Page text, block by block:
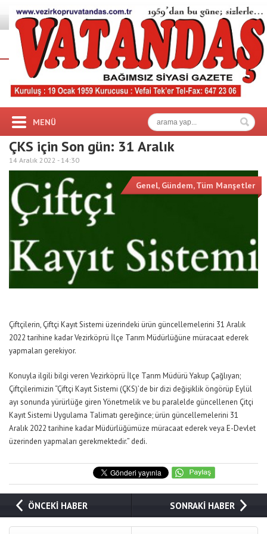
MENÜ
ÇKS için Son gün: 31 Aralık
14 Aralık 2022 - 14:30
Genel, Gündem,Tüm Manşetler
Çiftçilerin, Çiftçi Kayıt Sistemi üzerindeki ürün güncellemelerini 31 Aralık
2022 tarihine kadar Vezirköprü İlçe Tarım Müdürlüğüne müracaat ederek
yapmaları gerekiyor.
Konuyla ilgili bilgi veren Vezirköprü İlçe Tarım Müdürü Yakup Çağlıyan;
Çiftçilerimizin “Çiftçi Kayıt Sistemi (ÇKS)’de bir dizi değişiklik öngörüp Eylül
ayı sonunda yürürlüğe giren Yönetmelik ve bu paralelde güncellenen Çitçi
Kayıt Sistemi Uygulama Talimatı gereğince; ürün güncellemelerini 31
Aralık 2022 tarihine kadar Müdürlüğümüze müracaat ederek veya E-Devlet
üzerinden yapmaları gerekmektedir.” dedi.
ÖNCEKİ HABER SONRAKİ HABER